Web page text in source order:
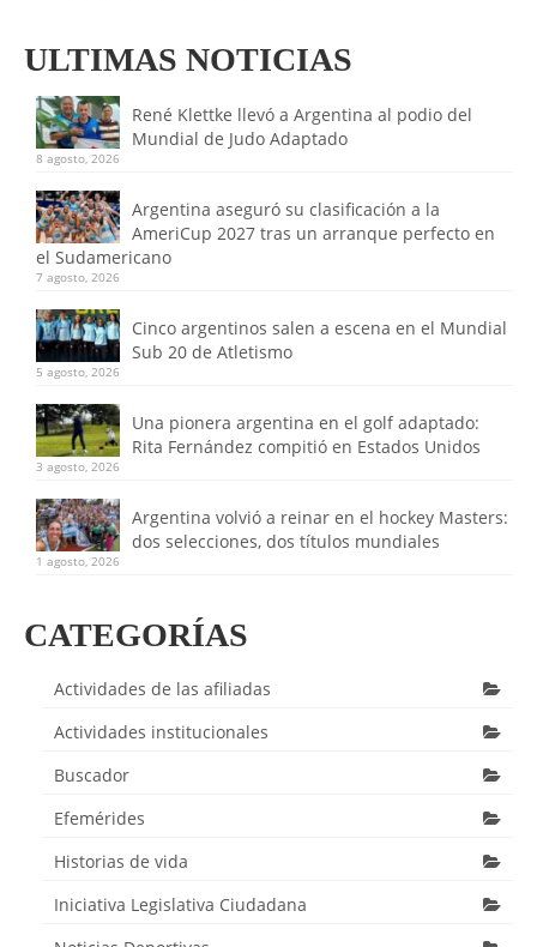
ULTIMAS NOTICIAS
René Klettke llevó a Argentina al podio del
Mundial de Judo Adaptado
8 agosto, 2026
Argentina aseguró su clasificación a la
AmeriCup 2027 tras un arranque perfecto en
el Sudamericano
7 agosto, 2026
Cinco argentinos salen a escena en el Mundial
Sub 20 de Atletismo
5 agosto, 2026
Una pionera argentina en el golf adaptado:
Rita Fernández compitió en Estados Unidos
3 agosto, 2026
Argentina volvió a reinar en el hockey Masters:
dos selecciones, dos títulos mundiales
1 agosto, 2026
CATEGORÍAS
Actividades de las afiliadas
Actividades institucionales
Buscador
Efemérides
Historias de vida
Iniciativa Legislativa Ciudadana